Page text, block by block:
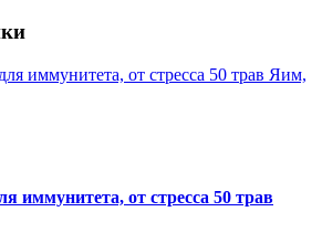
иммунитета, от стресса 50 трав